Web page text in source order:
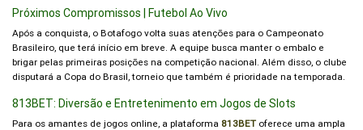
Próximos Compromissos | Futebol Ao Vivo
Após a conquista, o Botafogo volta suas atenções para o Campeonato
Brasileiro, que terá início em breve. A equipe busca manter o embalo e
brigar pelas primeiras posições na competição nacional. Além disso, o clube
disputará a Copa do Brasil, torneio que também é prioridade na temporada.
813BET: Diversão e Entretenimento em Jogos de Slots
Para os amantes de jogos online, a plataforma 813BET oferece uma ampla